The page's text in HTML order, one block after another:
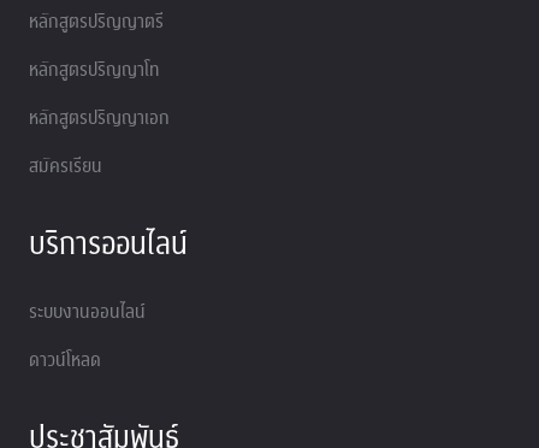
หลักสูตรปริญญาตรี
หลักสูตรปริญญาโท
หลักสูตรปริญญาเอก
สมัครเรียน
บริการออนไลน์
ระบบงานออนไลน์
ดาวน์โหลด
ประชาสัมพันธ์